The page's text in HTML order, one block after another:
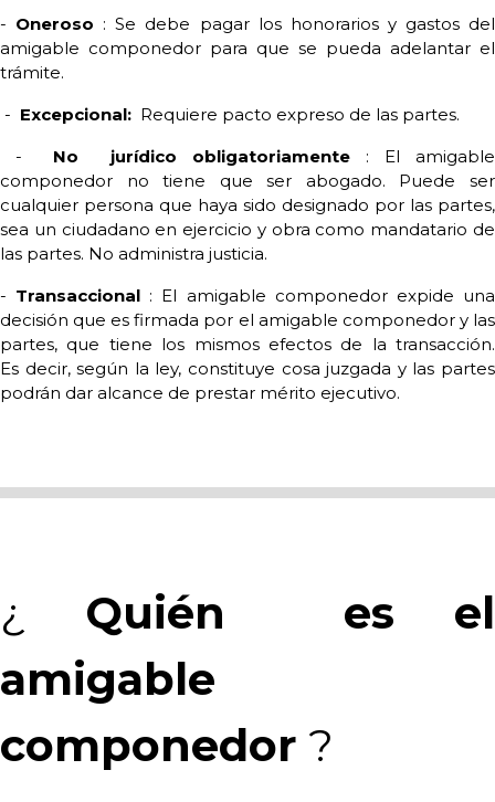
- Oneroso : Se debe pagar los honorarios y gastos del
amigable componedor para que se pueda adelantar el
trámite.
- Excepcional: Requiere pacto expreso de las partes.
-
No jurídico obligatoriamente: El amigable
componedor no tiene que ser abogado. Puede ser
cualquier persona que haya sido designado por las partes,
sea un ciudadano en ejercicio y obra como mandatario de
las partes. No administra justicia.
- Transaccional : El amigable componedor expide una
decisión que es firmada por el amigable componedor y las
partes, que tiene los mismos efectos de la transacción.
Es decir, según la ley, constituye cosa juzgada y las partes
podrán dar alcance de prestar mérito ejecutivo.
¿ Quién
es el
amigable
componedor ?